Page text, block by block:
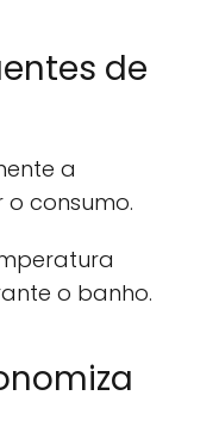
de
a
consumo.
o banho.